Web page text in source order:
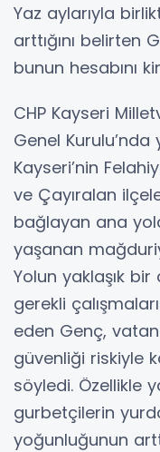
Yaz aylarıyla
arttığını belirten
bunun hesabını
CHP Kayseri
Genel Kurulu’nda
Kayseri’nin
ve Çayıralan
bağlayan ana
yaşanan
Yolun yaklaşık
gerekli
eden Genç,
güvenliği riskiyle
söyledi. Özellikle
gurbetçilerin
yoğunluğunun